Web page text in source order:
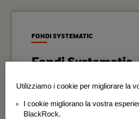
FONDI SYSTEMATIC
Fondi Systematic
Strategie quantitative
disciplinato e coerente nel
Utilizziamo i cookie per migliorare la
I cookie migliorano la vostra
BlackRock.